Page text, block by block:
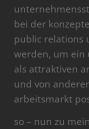
bei der
public relations
werden, um ein
als attraktiven
und von
arbeitsmarkt
so – nun zu